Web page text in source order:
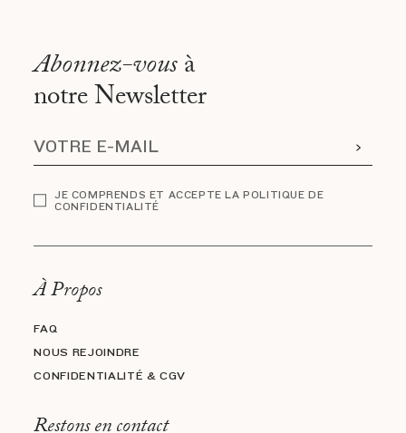
Abonnez-vousà
notre Newsletter
JE COMPRENDS ET ACCEPTE LA POLITIQUE DE
CONFIDENTIALITÉ
À Propos
FAQ
NOUS REJOINDRE
CONFIDENTIALITÉ & CGV